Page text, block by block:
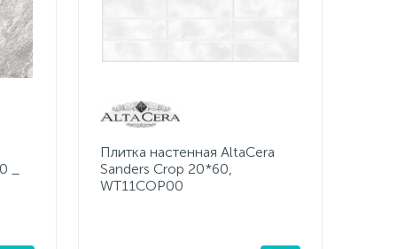
_
Плитка настенная AltaCera
Sanders Crop 20*60,
WT11COP00